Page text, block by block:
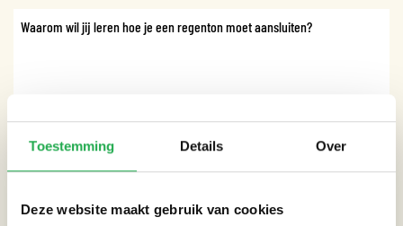
Toestemming Details Over
Deze website maakt gebruik van cookies